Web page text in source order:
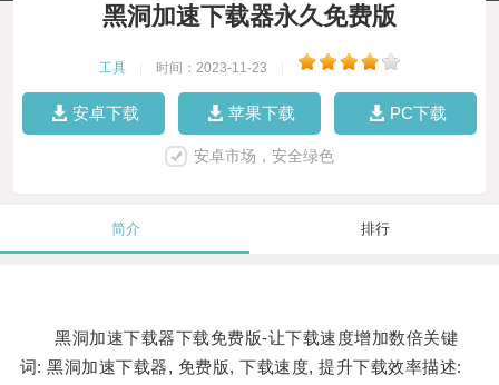
黑洞加速下载器永久免费版
工具 时间：2023-11-23
安卓下载 苹果下载 PC下载
安卓市场，安全绿色
简介 排行
黑洞加速下载器下载免费版-让下载速度增加数倍关键
词: 黑洞加速下载器, 免费版, 下载速度, 提升下载效率描述: